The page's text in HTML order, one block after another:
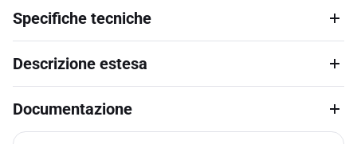
Specifiche tecniche
Descrizione estesa
Documentazione